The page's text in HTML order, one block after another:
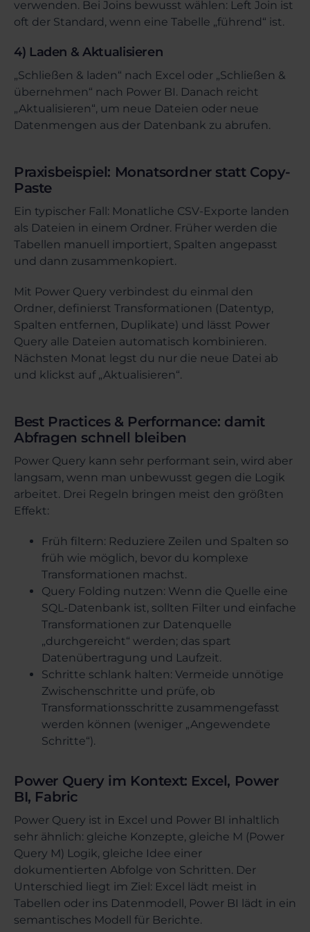
verwenden. Bei Joins bewusst wählen: Left Join ist
oft der Standard, wenn eine Tabelle „führend“ ist.
4) Laden & Aktualisieren
„Schließen & laden“ nach Excel oder „Schließen &
übernehmen“ nach Power BI. Danach reicht
„Aktualisieren“, um neue Dateien oder neue
Datenmengen aus der Datenbank zu abrufen.
Praxisbeispiel: Monatsordner statt Copy-
Paste
Ein typischer Fall: Monatliche CSV-Exporte landen
als Dateien in einem Ordner. Früher werden die
Tabellen manuell importiert, Spalten angepasst
und dann zusammenkopiert.
Mit Power Query verbindest du einmal den
Ordner, definierst Transformationen (Datentyp,
Spalten entfernen, Duplikate) und lässt Power
Query alle Dateien automatisch kombinieren.
Nächsten Monat legst du nur die neue Datei ab
und klickst auf „Aktualisieren“.
Best Practices & Performance: damit
Abfragen schnell bleiben
Power Query kann sehr performant sein, wird aber
langsam, wenn man unbewusst gegen die Logik
arbeitet. Drei Regeln bringen meist den größten
Effekt:
Früh filtern: Reduziere Zeilen und Spalten so
früh wie möglich, bevor du komplexe
Transformationen machst.
Query Folding nutzen: Wenn die Quelle eine
SQL-Datenbank ist, sollten Filter und einfache
Transformationen zur Datenquelle
„durchgereicht“ werden; das spart
Datenübertragung und Laufzeit.
Schritte schlank halten: Vermeide unnötige
Zwischenschritte und prüfe, ob
Transformationsschritte zusammengefasst
werden können (weniger „Angewendete
Schritte“).
Power Query im Kontext: Excel, Power
BI, Fabric
Power Query ist in Excel und Power BI inhaltlich
sehr ähnlich: gleiche Konzepte, gleiche M (Power
Query M) Logik, gleiche Idee einer
dokumentierten Abfolge von Schritten. Der
Unterschied liegt im Ziel: Excel lädt meist in
Tabellen oder ins Datenmodell, Power BI lädt in ein
semantisches Modell für Berichte.